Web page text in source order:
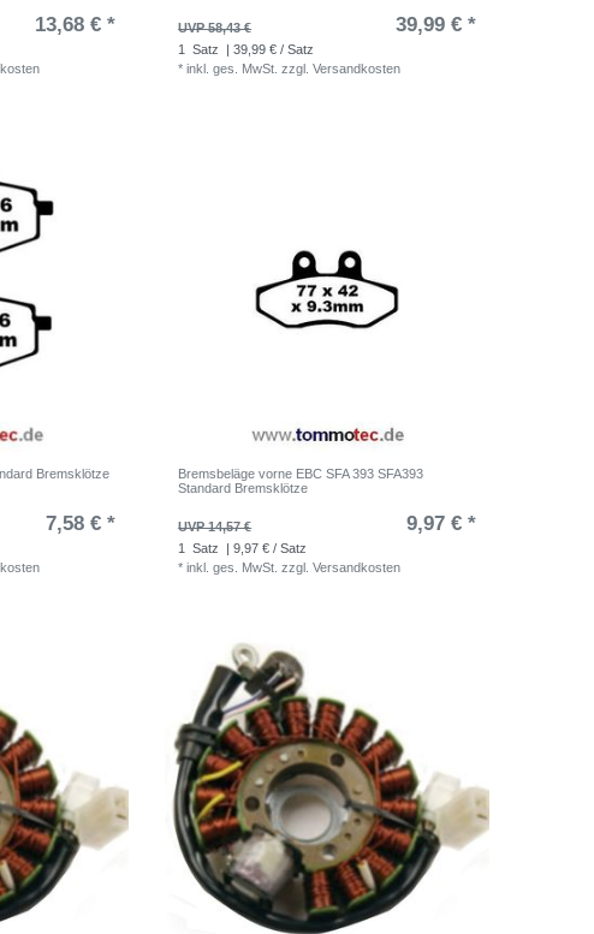
13,68 € * UVP 58,43 € 39,99 € *
1 Satz
| 39,99 € / Satz
*inkl. ges. MwSt. zzgl.Versandkosten
Bremsklötze
7,58 € *
Bremsbeläge vorne EBC SFA 393 SFA393
Standard Bremsklötze
UVP 14,57 € 9,97 € *
1 Satz
| 9,97 € / Satz
*inkl. ges. MwSt. zzgl.Versandkosten